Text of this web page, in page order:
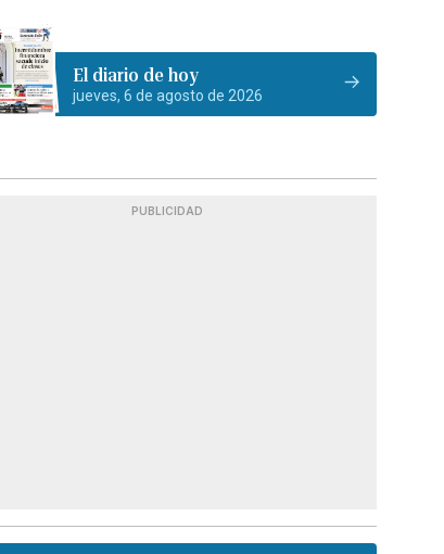
El diario de hoy
jueves, 6 de agosto de 2026
PUBLICIDAD